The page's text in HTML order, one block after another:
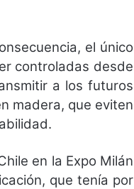
el único
controladas desde
a los futuros
madera, que eviten
en la Expo Milán
que tenía por